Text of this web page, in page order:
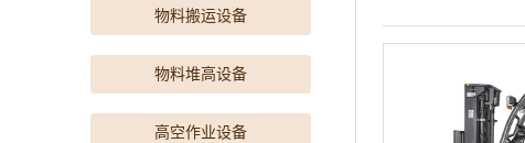
物料搬运设备
物料堆高设备
高空作业设备